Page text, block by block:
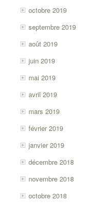
octobre 2019
septembre 2019
août 2019
juin 2019
mai 2019
avril 2019
mars 2019
février 2019
janvier 2019
décembre 2018
novembre 2018
octobre 2018